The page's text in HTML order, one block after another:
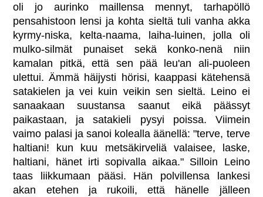
oli jo aurinko maillensa mennyt, tarhapöllö
pensahistoon lensi ja kohta sieltä tuli vanha akka
kyrmy-niska, kelta-naama, laiha-luinen, jolla oli
mulko-silmät punaiset sekä konko-nenä niin
kamalan pitkä, että sen pää leu'an ali-puoleen
ulettui. Ämmä häijysti hörisi, kaappasi kätehensä
satakielen ja vei kuin veikin sen sieltä. Leino ei
sanaakaan suustansa saanut eikä päässyt
paikastaan, ja satakieli pysyi poissa. Viimein
vaimo palasi ja sanoi kolealla äänellä: "terve, terve
haltiani! kun kuu metsäkirveliä valaisee, laske,
haltiani, hänet irti sopivalla aikaa." Silloin Leino
taas liikkumaan pääsi. Hän polvillensa lankesi
akan etehen ja rukoili, että hänelle jälleen